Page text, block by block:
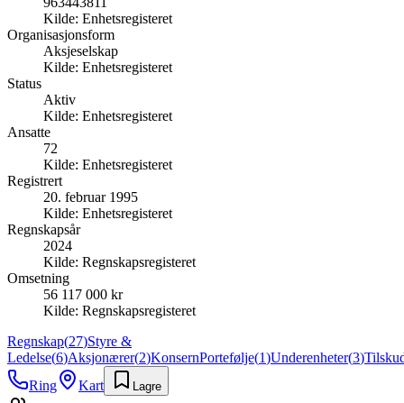
Kilde: Enhetsregisteret
Organisasjonsform
Aksjeselskap
Kilde: Enhetsregisteret
Status
Aktiv
Kilde: Enhetsregisteret
Ansatte
72
Kilde: Enhetsregisteret
Registrert
20. februar 1995
Kilde: Enhetsregisteret
Regnskapsår
2024
Kilde: Regnskapsregisteret
Omsetning
56 117 000 kr
Kilde: Regnskapsregisteret
Regnskap(27)Styre &
Ledelse(6)Aksjonærer(2)KonsernPortefølje(1)Underenheter(3)
Ring
Kart Lagre